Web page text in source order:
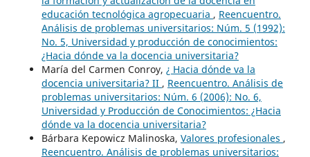
educación tecnológica agropecuaria , Reencuentro.
Análisis de problemas universitarios: Núm. 5 (1992):
No. 5, Universidad y producción de conocimientos:
¿Hacia dónde va la docencia universitaria?
María del Carmen Conroy, ¿ Hacia dónde va la
docencia universitaria? II , Reencuentro. Análisis de
problemas universitarios: Núm. 6 (2006): No. 6,
Universidad y Producción de Conocimientos: ¿Hacia
dónde va la docencia universitaria?
Bárbara Kepowicz Malinoska, Valores profesionales ,
Reencuentro. Análisis de problemas universitarios: